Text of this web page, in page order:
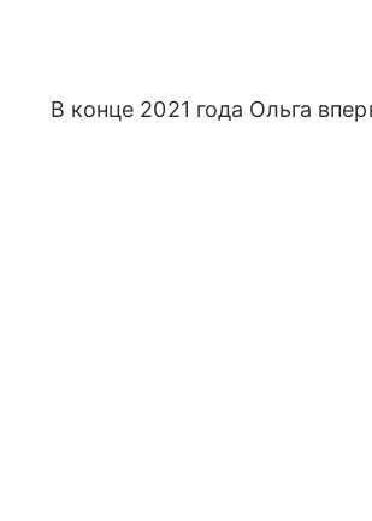
В конце 2021 года Ольга